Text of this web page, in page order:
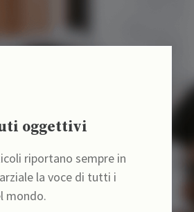
oggettivi
riportano sempre in
la voce di tutti i
mondo.